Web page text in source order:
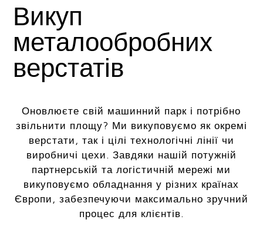
Викуп
металообробних
верстатів
Оновлюєте свій машинний парк і потрібно
звільнити площу? Ми викуповуємо як окремі
верстати, так і цілі технологічні лінії чи
виробничі цехи. Завдяки нашій потужній
партнерській та логістичній мережі ми
викуповуємо обладнання у різних країнах
Європи, забезпечуючи максимально зручний
процес для клієнтів.